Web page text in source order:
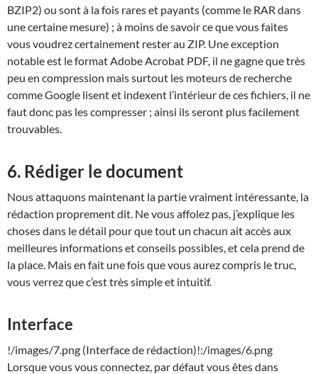
BZIP2) ou sont à la fois rares et payants (comme le RAR dans
une certaine mesure) ; à moins de savoir ce que vous faites
vous voudrez certainement rester au ZIP. Une exception
notable est le format Adobe Acrobat PDF, il ne gagne que très
peu en compression mais surtout les moteurs de recherche
comme Google lisent et indexent l’intérieur de ces fichiers, il ne
faut donc pas les compresser ; ainsi ils seront plus facilement
trouvables.
6. Rédiger le document
Nous attaquons maintenant la partie vraiment intéressante, la
rédaction proprement dit. Ne vous affolez pas, j’explique les
choses dans le détail pour que tout un chacun ait accès aux
meilleures informations et conseils possibles, et cela prend de
la place. Mais en fait une fois que vous aurez compris le truc,
vous verrez que c’est très simple et intuitif.
Interface
!/images/7.png (Interface de rédaction)!:/images/6.png
Lorsque vous vous connectez, par défaut vous êtes dans